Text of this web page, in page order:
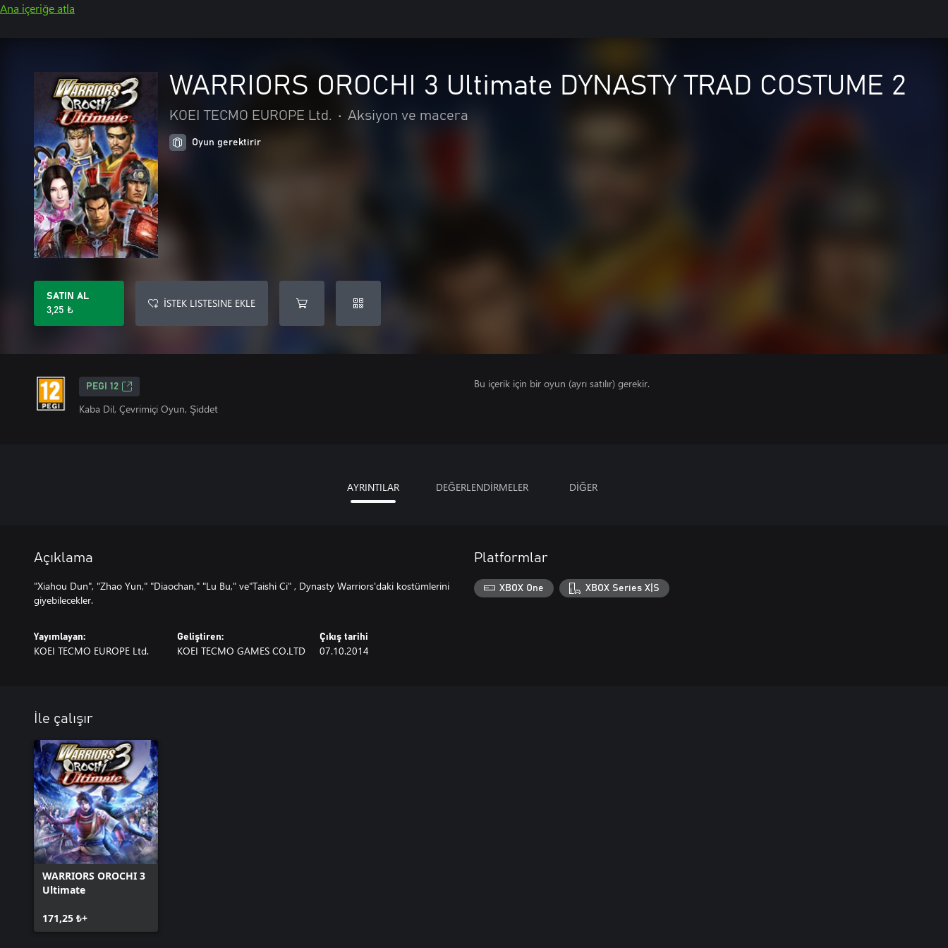
Ana içeriğe atla
WARRIORS OROCHI 3 Ultimate DYNASTY TRAD COSTUME 2
KOEI TECMO EUROPE Ltd. • Aksiyon ve macera
Oyun gerektirir
SATIN AL
3,25 ₺
İSTEK LISTESINE EKLE
PEGI 12
Kaba Dil, Çevrimiçi Oyun, Şiddet
Bu içerik için bir oyun (ayrı satılır) gerekir.
AYRINTILAR DEĞERLENDİRMELER DİĞER
Açıklama
"Xiahou Dun", "Zhao Yun," "Diaochan," "Lu Bu," ve"Taishi Ci" , Dynasty Warriors'daki kostümlerini
giyebilecekler.
Yayımlayan:
KOEI TECMO EUROPE Ltd.
Geliştiren:
KOEI TECMO GAMES CO.LTD
Çıkış tarihi
07.10.2014
Platformlar
XBOX One XBOX Series X|S
İle çalışır
WARRIORS OROCHI 3
Ultimate
171,25 ₺+